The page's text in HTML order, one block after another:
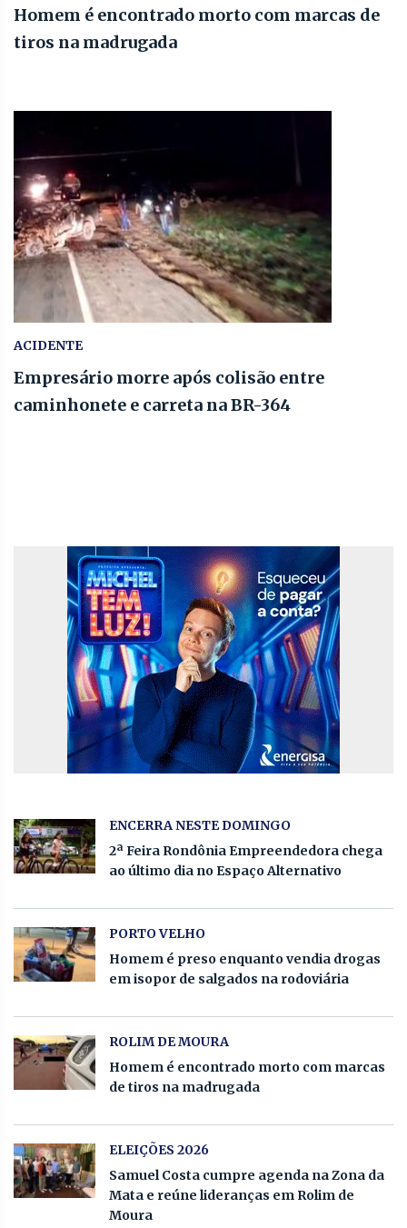
Homem é encontrado morto com marcas de
tiros na madrugada
ACIDENTE
Empresário morre após colisão entre
caminhonete e carreta na BR-364
ENCERRA NESTE DOMINGO
2ª Feira Rondônia Empreendedora chega
ao último dia no Espaço Alternativo
PORTO VELHO
Homem é preso enquanto vendia drogas
em isopor de salgados na rodoviária
ROLIM DE MOURA
Homem é encontrado morto com marcas
de tiros na madrugada
ELEIÇÕES 2026
Samuel Costa cumpre agenda na Zona da
Mata e reúne lideranças em Rolim de
Moura